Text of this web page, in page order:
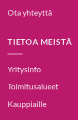
Ota yhteyttä
TIETOA MEISTÄ
Yritysinfo
Toimitusalueet
Kauppiaille